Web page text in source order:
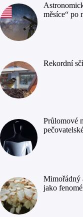
měsíce“ po
Rekordní
Průlomové
Mimořádný
jako